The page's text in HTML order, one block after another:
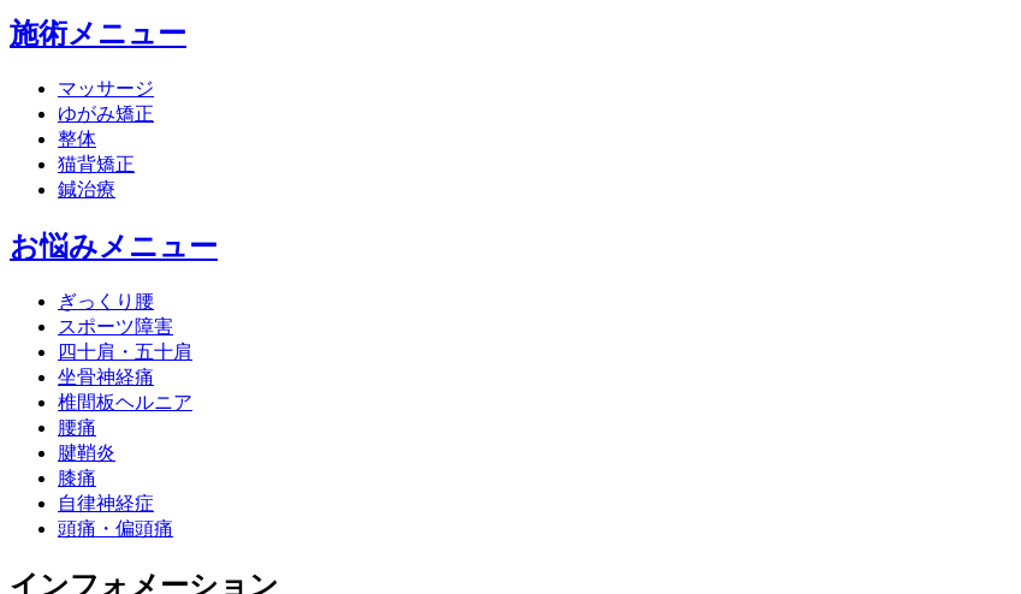
施術メニュー
マッサージ
ゆがみ矯正
整体
猫背矯正
鍼治療
お悩みメニュー
ぎっくり腰
スポーツ障害
四十肩・五十肩
坐骨神経痛
椎間板ヘルニア
腰痛
腱鞘炎
膝痛
自律神経症
頭痛・偏頭痛
インフォメーション